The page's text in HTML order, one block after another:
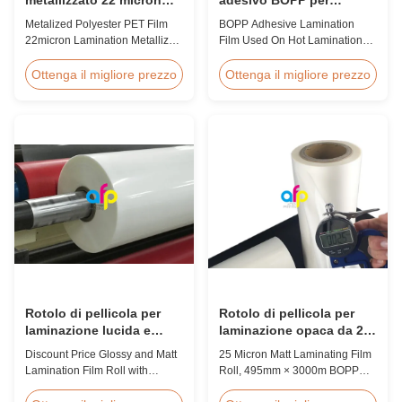
laminamento film
metallizzato roll
Metalized Polyester PET Film
22micron Lamination Metallized
Screen/Offset/Gravure/Intaglio
Printing Supported Metalized
film is suitable for various
printing types including offset
printing, screen ...
Ottenga il migliore prezzo
laminazione a caldo
BOPP Adhesive Lamination
Film Used On Hot Lamination
suitable for various printing
methods, particularly offset
polypropylene) serves as the
base film produced through
extrusion coating ...
Ottenga il migliore prezzo
Rotolo di pellicola per
laminazione lucida e
opaca a prezzo scontato
con qualità premium
Discount Price Glossy and Matt
Lamination Film Roll with
Rotolo di pellicola per
laminazione opaca da 25
micron, film BOPP per
laminazione da 495 mm *
25 Micron Matt Laminating Film
Roll, 495mm × 3000m BOPP